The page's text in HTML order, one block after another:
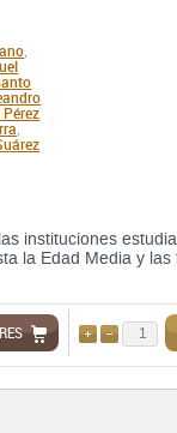
instituciones
la Edad Media y las